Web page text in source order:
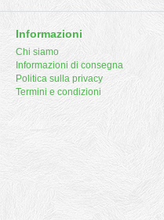
Informazioni
Chi siamo
Informazioni di consegna
Politica sulla privacy
Termini e condizioni